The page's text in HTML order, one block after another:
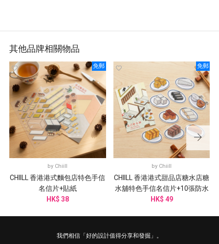
其他品牌相關物品
免郵
by Chiill
CHIILL 香港港式麵包店特色手信
名信片+貼紙
HK$ 38
免郵
by Chiill
CHIILL 香港港式甜品店糖水店糖
水舖特色手信名信片+10張防水
貼紙
HK$ 49
我們相信「好的設計值得分享和發掘」。